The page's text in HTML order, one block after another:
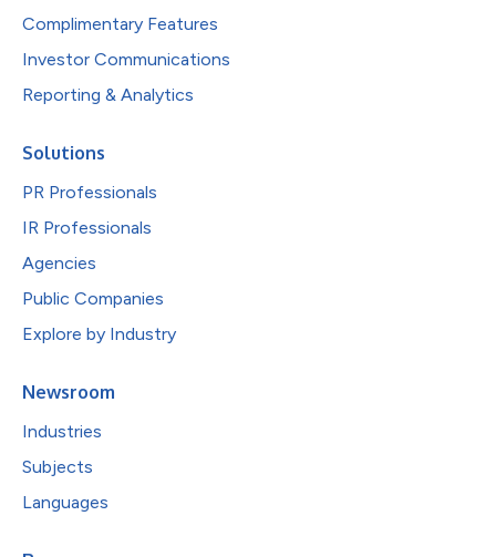
Complimentary Features
Investor Communications
Reporting & Analytics
Solutions
PR Professionals
IR Professionals
Agencies
Public Companies
Explore by Industry
Newsroom
Industries
Subjects
Languages